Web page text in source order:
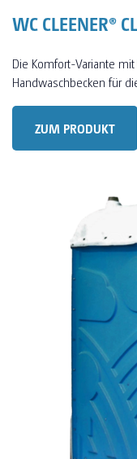
WC CLEENER®
Die Komfort-Variante
Handwaschbecken für
ZUM PRODUKT